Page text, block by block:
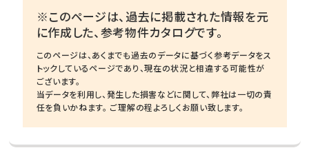
※このページは、過去に掲載された情報を元
に作成した、参考物件カタログです。
このページは、あくまでも過去のデータに基づく参考データをス
トックしているページであり、現在の状況と相違する可能性が
ございます。
当データを利用し、発生した損害などに関して、弊社は一切の責
任を負いかねます。 ご理解の程よろしくお願い致します。